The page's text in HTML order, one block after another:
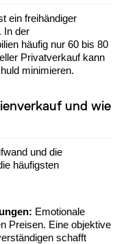
ein freihändiger
In der
häufig nur 60 bis 80
Privatverkauf kann
minimieren.
und wie
und die
häufigsten
Emotionale
Preisen. Eine objektive
schafft